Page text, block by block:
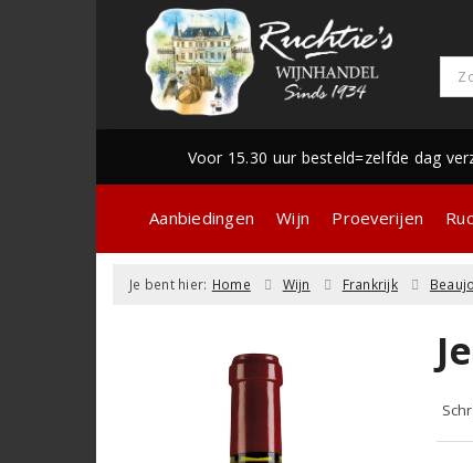
Voor 15.30 uur besteld=zelfde dag
Aanbiedingen Wijn Proeverijen
Je bent hier: Home Wijn Frankrijk